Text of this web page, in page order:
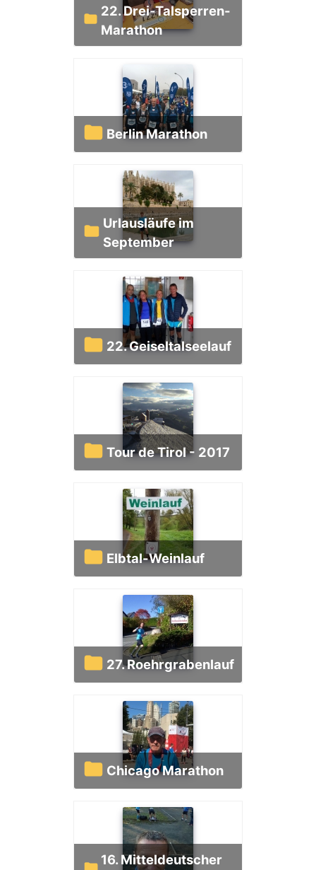
22. Drei-Talsperren-
Marathon
Berlin Marathon
Urlausläufe im
September
22. Geiseltalseelauf
Tour de Tirol - 2017
Elbtal-Weinlauf
27. Roehrgrabenlauf
Chicago Marathon
16. Mitteldeutscher